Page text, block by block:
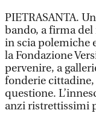
PIETRASANTA.
bando, a firma
in scia polemiche
la Fondazione
pervenire, a
fonderie
questione.
anzi ristrettissimi